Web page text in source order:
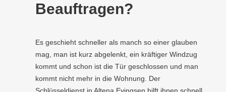
Beauftragen?
Es geschieht schneller als manch so einer glauben
mag, man ist kurz abgelenkt, ein kräftiger Windzug
kommt und schon ist die Tür geschlossen und man
kommt nicht mehr in die Wohnung. Der